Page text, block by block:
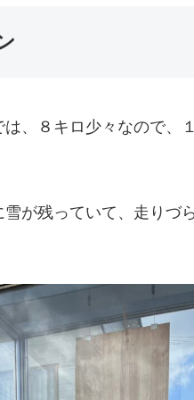
、８キロ少々なので、
が残っていて、走りづ